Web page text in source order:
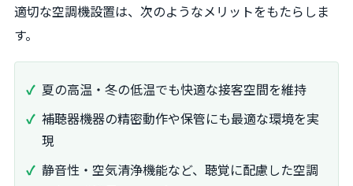
適切な空調機設置は、次のようなメリットをもたらしま
す。
夏の高温・冬の低温でも快適な接客空間を維持
補聴器機器の精密動作や保管にも最適な環境を実
現
静音性・空気清浄機能など、聴覚に配慮した空調